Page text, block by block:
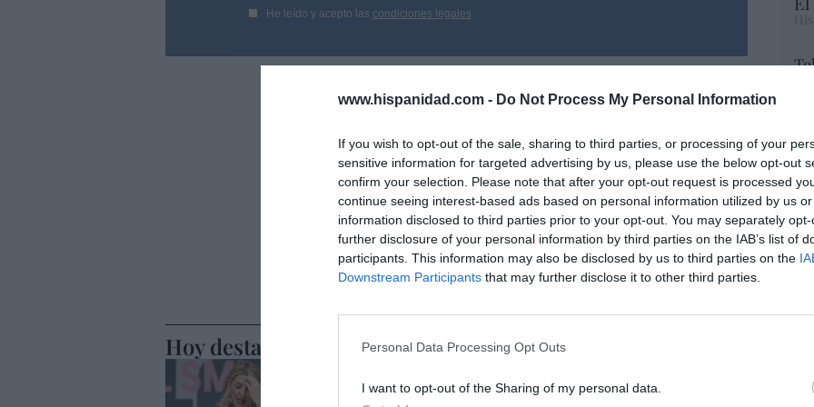
www.hispanidad.com - Do Not Process My Personal Information
If you wish to opt-out of the sale, sharing to third parties, or processing of your
sensitive information for targeted advertising by us, please use the below opt-out
confirm your selection. Please note that after your opt-out request is processed
continue seeing interest-based ads based on personal information utilized by us
information disclosed to third parties prior to your opt-out. You may separately
further disclosure of your personal information by third parties on the IAB’s list of
participants. This information may also be disclosed by us to third parties on the
Downstream Participants that may further disclose it to other third parties.
Personal Data Processing Opt Outs
I want to opt-out of the Sharing of my personal data.
He leído y acepto las condiciones legales
Hoy destacamos
Yolanda Díaz, el penúltimo fiasco del Gobierno